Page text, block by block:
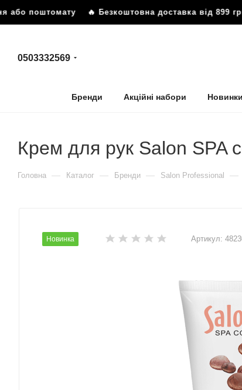
або поштомату🔥 Безкоштовна доставка від 899
0503332569
Бренди Акційні набори Новинки
Крем для рук Salon SPA
Головна — Каталог — Бренди — Salon Professional —
Новинка Артикул: